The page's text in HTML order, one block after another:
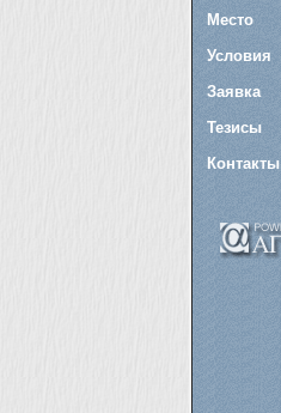
Место
Условия
Заявка
Тезисы
Контакты